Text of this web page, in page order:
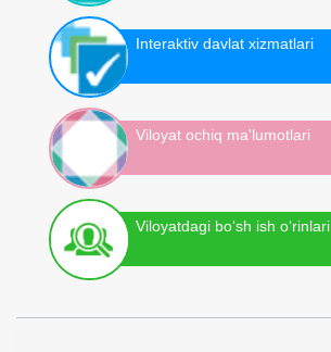
Interaktiv davlat xizmatlari
Viloyat ochiq ma'lumotlari
Viloyatdagi bo‘sh ish o‘rinlari